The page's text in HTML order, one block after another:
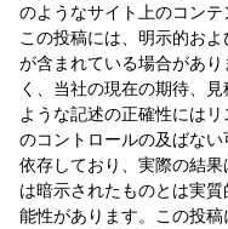
のようなサイト上のコンテ
この投稿には、明示的お
が含まれている場合があ
く、当社の現在の期待、
ような記述の正確性には
のコントロールの及ばな
依存しており、実際の結
は暗示されたものとは実
能性があります。この投